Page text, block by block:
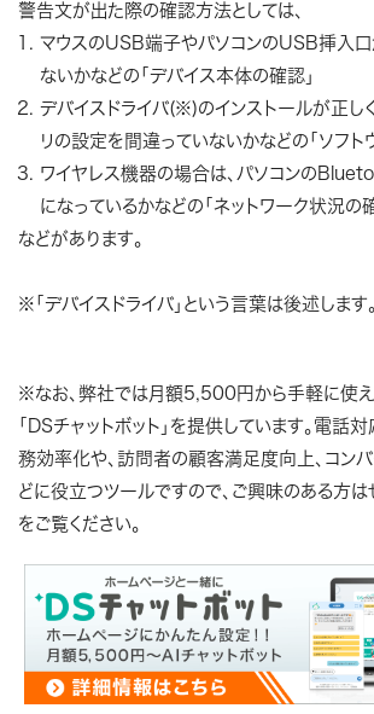
警告文が出た際の確認方法としては、
マウスのUSB端子やパソコンのUSB挿入口
ないかなどの「デバイス本体の確認」
デバイスドライバ(※)のインストールが正し
リの設定を間違っていないかなどの「ソフト
ワイヤレス機器の場合は、パソコンの
になっているかなどの「ネットワーク状況の
などがあります。
※「デバイスドライバ」という言葉は後述します。
※なお、弊社では月額5,500円から手軽に使え
「DSチャットボット」を提供しています。電話
務効率化や、訪問者の顧客満足度向上、コン
どに役立つツールですので、ご興味のある方
をご覧ください。